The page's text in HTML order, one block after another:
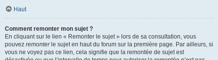
Haut
Comment remonter mon sujet ?
En cliquant sur le lien « Remonter le sujet » lors de sa consultation, vous
pouvez remonterle sujet en haut du forum sur la première page. Par ailleurs, si
vous ne voyez pas ce lien, cela signifie que la remontée de sujet est